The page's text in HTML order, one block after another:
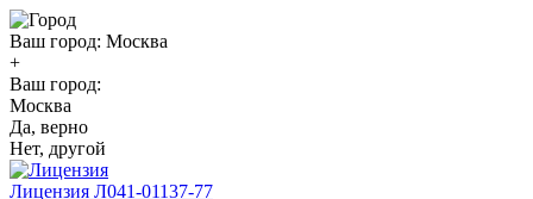
Ваш город: Москва
+
Ваш город:
Москва
Да, верно
Нет, другой
Лицензия Л041-01137-77